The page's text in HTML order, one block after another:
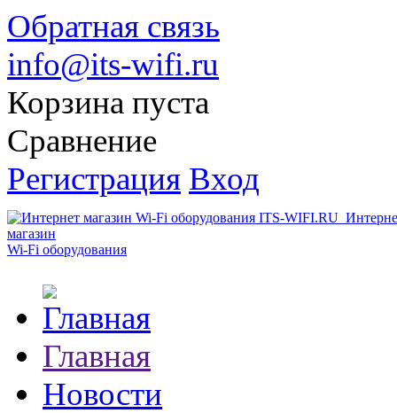
Обратная связь
info@its-wifi.ru
Корзина пуста
Сравнение
Регистрация Вход
магазин
Wi-Fi оборудования
Главная
Новости